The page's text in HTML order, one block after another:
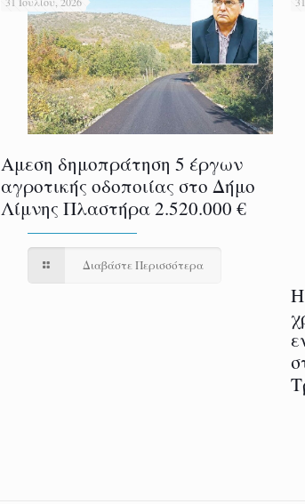
Αμεση δημοπράτηση 5 έργων
αγροτικής οδοποιίας στο Δήμο
Λίμνης Πλαστήρα 2.520.000 €
Διαβάστε Περισσότερα